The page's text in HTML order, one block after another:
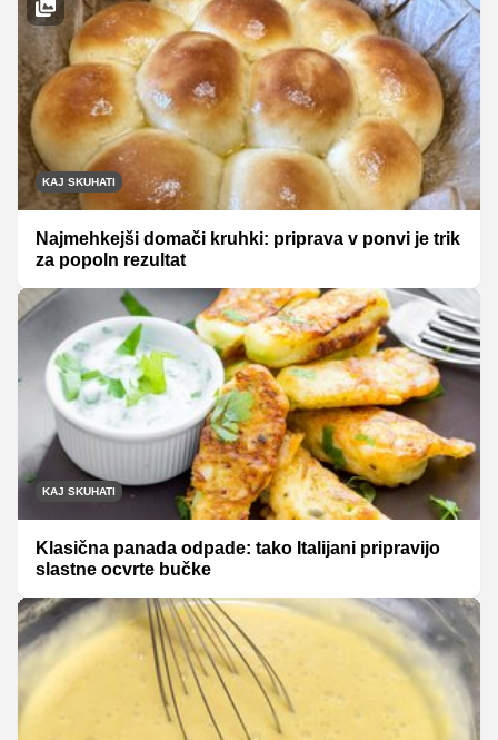
KAJ SKUHATI
Najmehkejši domači kruhki: priprava v ponvi je trik
za popoln rezultat
KAJ SKUHATI
Klasična panada odpade: tako Italijani pripravijo
slastne ocvrte bučke